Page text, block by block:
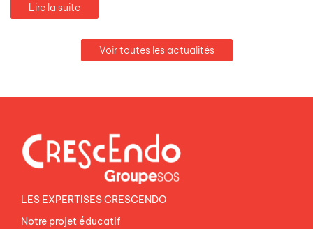
Lire la suite
Voir toutes les actualités
LES EXPERTISES CRESCENDO
Notre projet éducatif